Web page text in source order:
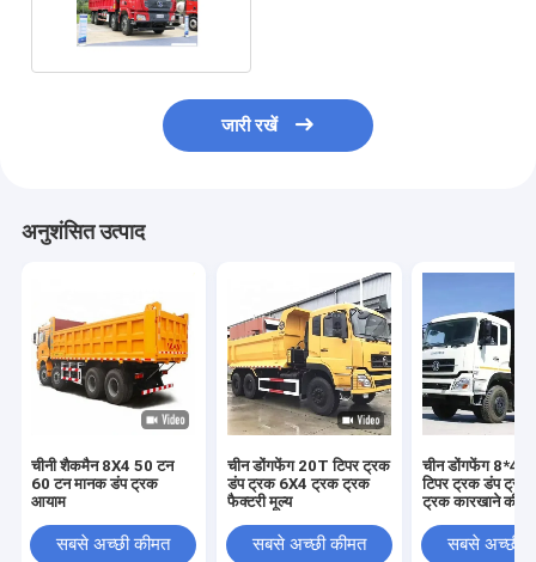
जारी रखें
अनुशंसित उत्पाद
चीनी शैकमैन 8X4 50 टन
60 टन मानक डंप ट्रक
आयाम
सबसे अच्छी कीमत
चीन डोंगफेंग 20T टिपर ट्रक
डंप ट्रक 6X4 ट्रक ट्रक
फैक्टरी मूल्य
सबसे अच्छी कीमत
चीन डोंगफेंग 8*4
टिपर ट्रक डंप
ट्रक कारखाने की
सबसे अच्छी